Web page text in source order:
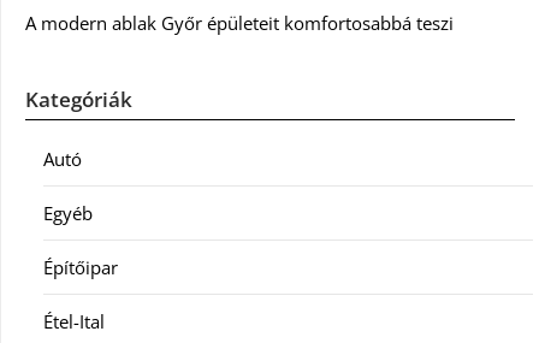
A modern ablak Győr épületeit komfortosabbá teszi
Kategóriák
Autó
Egyéb
Építőipar
Étel-Ital